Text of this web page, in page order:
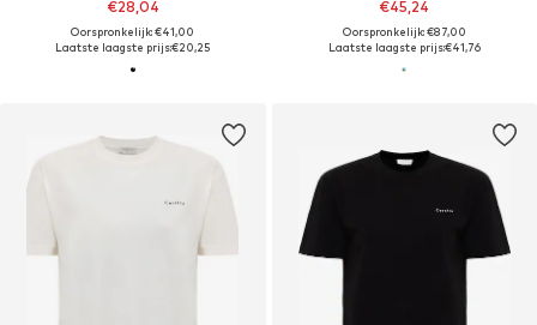
€28,04
Oorspronkelijk: €41,00
Laatste laagste prijs:€20,25
€45,24
Oorspronkelijk: €87,00
Laatste laagste prijs:€41,76